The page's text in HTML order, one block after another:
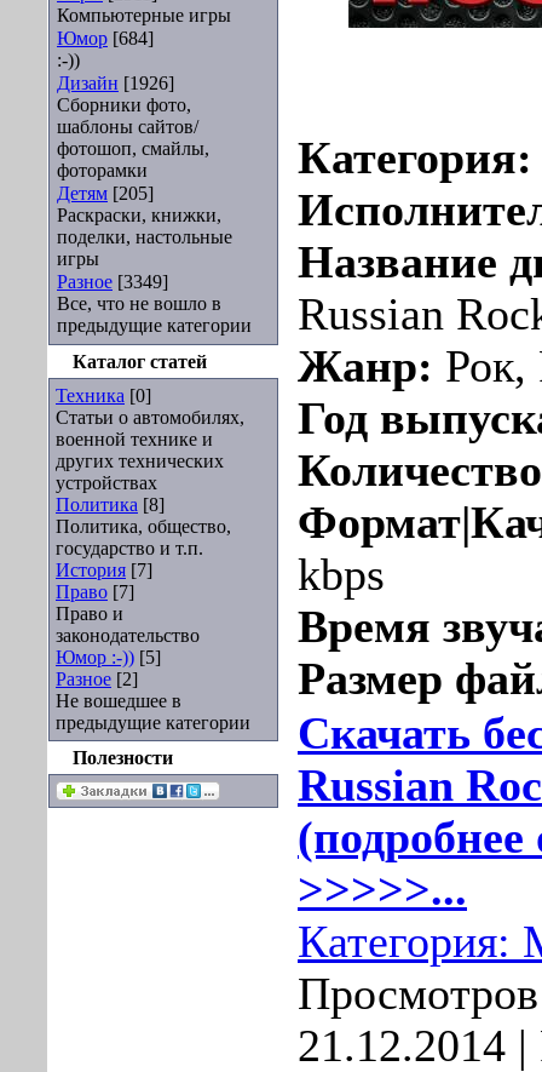
Компьютерные игры
Юмор [684]
:-))
Дизайн [1926]
Сборники фото,
шаблоны сайтов/
фотошоп, смайлы,
фоторамки
Детям [205]
Раскраски, книжки,
поделки, настольные
игры
Разное [3349]
Все, что не вошло в
предыдущие категории
Каталог статей
Техника [0]
Статьи о автомобилях,
военной технике и
других технических
устройствах
Политика [8]
Политика, общество,
государство и т.п.
История [7]
Право [7]
Право и
законодательство
Юмор :-)) [5]
Разное [2]
Не вошедшее в
предыдущие категории
Полезности
Название
Russian
Жанр: Рок,
Год
kbps
Время
Размер
Скачать
Russian
(подробнее
>>>>>...
Категория:
21.12.2014 |